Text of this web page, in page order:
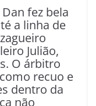
fez bela
a linha de
Julião,
O árbitro
recuo e
dentro da
não